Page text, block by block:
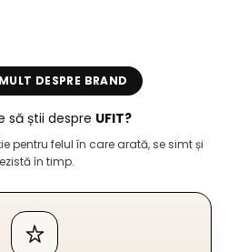
DESPRE BRAND
să știi despre UFIT?
pentru felul în care arată, se simt și
în timp.